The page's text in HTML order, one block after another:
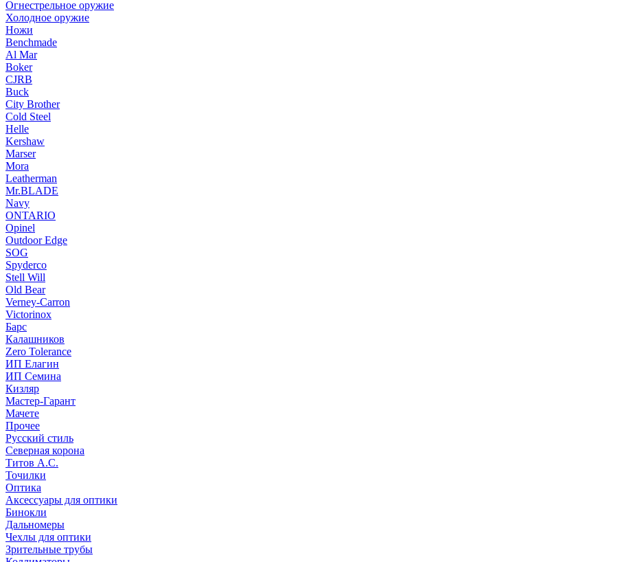
Огнестрельное оружие
Холодное оружие
Ножи
Benchmade
Al Mar
Boker
CJRB
Buck
City Brother
Cold Steel
Helle
Kershaw
Marser
Mora
Leatherman
Mr.BLADE
Navy
ONTARIO
Opinel
Outdoor Edge
SOG
Spyderco
Stell Will
Old Bear
Verney-Carron
Victorinox
Барс
Калашников
Zero Tolerance
ИП Елагин
ИП Семина
Кизляр
Мастер-Гарант
Мачете
Прочее
Русский стиль
Северная корона
Титов А.С.
Точилки
Оптика
Аксессуары для оптики
Бинокли
Дальномеры
Чехлы для оптики
Зрительные трубы